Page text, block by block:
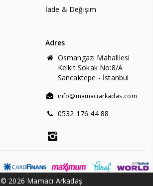
İade & Değişim
Adres
Osmangazi Mahalllesi
Kelkit Sokak No:8/A
Sancaktepe - İstanbul
info@mamaciarkadas.com
0532 176 44 88
© 2026 Mamacı Arkadaş